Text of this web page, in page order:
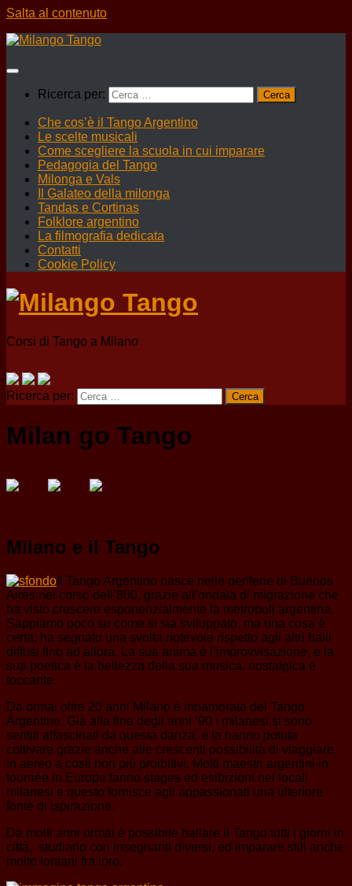
Salta al contenuto
Ricerca per:
Che cos’è il Tango Argentino
Le scelte musicali
Come scegliere la scuola in cui imparare
Pedagogia del Tango
Milonga e Vals
Il Galateo della milonga
Tandas e Cortinas
Folklore argentino
La filmografia dedicata
Contatti
Cookie Policy
Corsi di Tango a Milano
Ricerca per:
Milan go Tango
Milano e il Tango
Il Tango Argentino nasce nelle periferie di Buenos
Aires nel corso dell’800, grazie all’ondata di migrazione che
ha visto crescere esponenzialmente la metropoli argentina.
Sappiamo poco su come si sia sviluppato, ma una cosa è
certa: ha segnato una svolta notevole rispetto agli altri balli
diffusi fino ad allora. La sua anima è l’improvvisazione, e la
sua poetica è la bellezza della sua musica, nostalgica e
toccante.
Da ormai oltre 20 anni Milano è innamorata del Tango
Argentino. Già alla fine degli anni ’90 i milanesi si sono
sentiti affascinati da questa danza, e la hanno potuta
coltivare grazie anche alle crescenti possibilità di viaggiare
in aereo a costi non più proibitivi. Molti maestri argentini in
tournée in Europa fanno stages ed esibizioni nei locali
milanesi e questo fornisce agli appassionati una ulteriore
fonte di ispirazione.
Da molti anni ormai è possibile ballare il Tango tutti i giorni in
città, studiarlo con insegnanti diversi, ed imparare stili anche
molto lontani fra loro.